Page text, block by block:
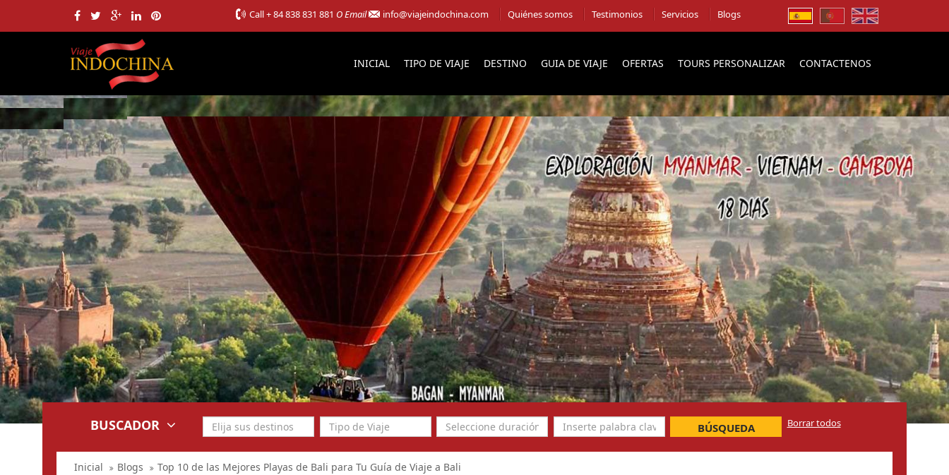
Call+ 84 838 831 881 O Email info@viajeindochina.com Quiénes somos Testimonios Servicios Blogs
INICIAL TIPO DE VIAJE DESTINO GUIA DE VIAJE OFERTAS TOURS PERSONALIZAR CONTACTENOS
BUSCADOR BÚSQUEDA Borrar todos
Inicial Blogs Top 10 de las Mejores Playas de Bali para Tu Guía de Viaje a Bali